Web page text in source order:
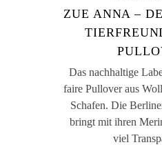
ZUE ANNA –
Das nachhaltige
faire Pullover aus
Schafen. Die
bringt mit ihren
viel